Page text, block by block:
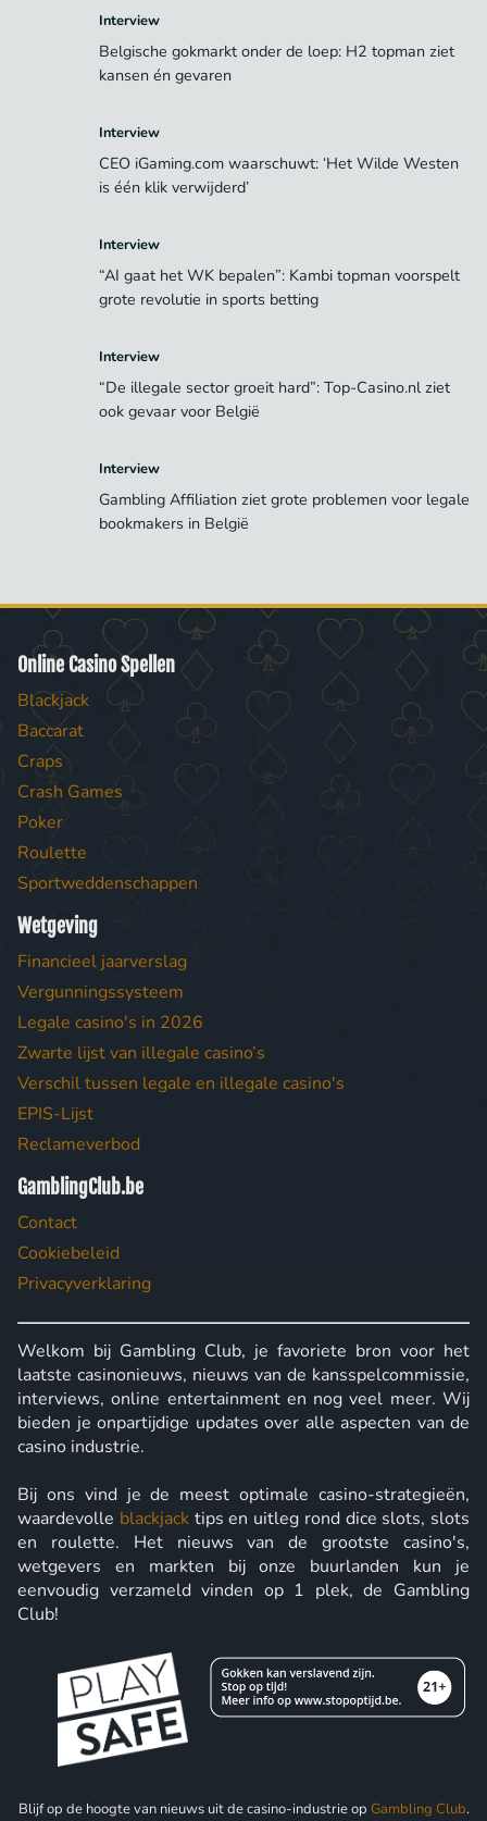
Interview
Belgische gokmarkt onder de loep: H2 topman ziet
kansen én gevaren
Interview
CEO iGaming.com waarschuwt: ‘Het Wilde Westen
is één klik verwijderd’
Interview
“AI gaat het WK bepalen”: Kambi topman voorspelt
grote revolutie in sports betting
Interview
“De illegale sector groeit hard”: Top-Casino.nl ziet
ook gevaar voor België
Interview
Gambling Affiliation ziet grote problemen voor legale
bookmakers in België
Online Casino Spellen
Blackjack
Baccarat
Craps
Crash Games
Poker
Roulette
Sportweddenschappen
Wetgeving
Financieel jaarverslag
Vergunningssysteem
Legale casino's in 2026
Zwarte lijst van illegale casino’s
Verschil tussen legale en illegale casino's
EPIS-Lijst
Reclameverbod
GamblingClub.be
Contact
Cookiebeleid
Privacyverklaring
Welkom bij Gambling Club, je favoriete bron voor het
laatste casinonieuws, nieuws van de kansspelcommissie,
interviews, online entertainment en nog veel meer. Wij
bieden je onpartijdige updates over alle aspecten van de
casino industrie.
Bij ons vind je de meest optimale casino-strategieën,
waardevolle blackjacktips en uitleg rond dice slots, slots
en roulette. Het nieuws van de grootste casino's,
wetgevers en markten bij onze buurlanden kun je
eenvoudig verzameld vinden op 1 plek, de Gambling
Club!
Blijf op de hoogte van nieuws uit de casino-industrie op Gambling Club.